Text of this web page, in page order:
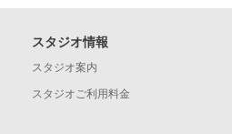
スタジオ情報
スタジオ案内
スタジオご利用料金